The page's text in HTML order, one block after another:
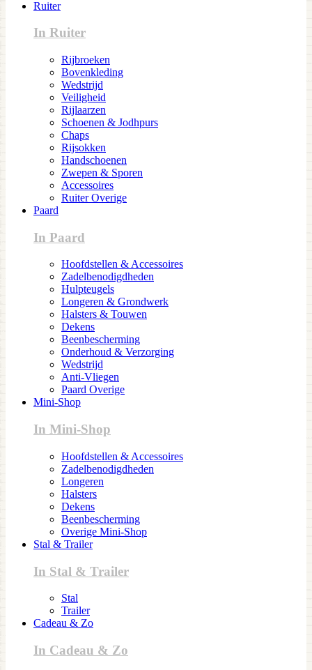
Ruiter
In Ruiter
Rijbroeken
Bovenkleding
Wedstrijd
Veiligheid
Rijlaarzen
Schoenen & Jodhpurs
Chaps
Rijsokken
Handschoenen
Zwepen & Sporen
Accessoires
Ruiter Overige
Paard
In Paard
Hoofdstellen & Accessoires
Zadelbenodigdheden
Hulpteugels
Longeren & Grondwerk
Halsters & Touwen
Dekens
Beenbescherming
Onderhoud & Verzorging
Wedstrijd
Anti-Vliegen
Paard Overige
Mini-Shop
In Mini-Shop
Hoofdstellen & Accessoires
Zadelbenodigdheden
Longeren
Halsters
Dekens
Beenbescherming
Overige Mini-Shop
Stal & Trailer
In Stal & Trailer
Stal
Trailer
Cadeau & Zo
In Cadeau & Zo